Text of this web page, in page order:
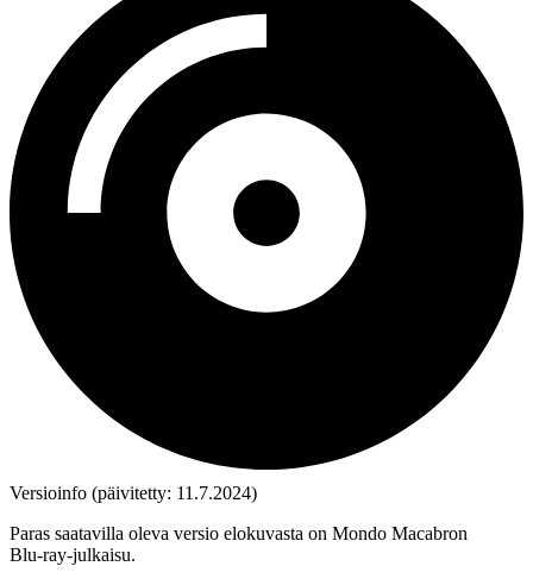
Versioinfo (päivitetty: 11.7.2024)
Paras saatavilla oleva versio elokuvasta on Mondo Macabron
Blu‑ray-julkaisu.